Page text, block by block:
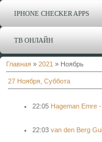
IPHONE CHECKER APPS
ТВ ОНЛАЙН
Главная » 2021 » Ноябрь
27 Ноября, Суббота
22:05 Hageman Emre
22:03 van den Berg